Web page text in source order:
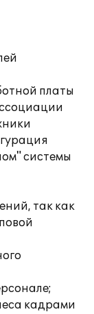
платы
системы
так как
кадрами